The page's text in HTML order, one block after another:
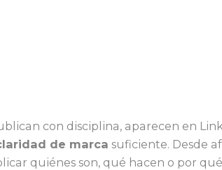
con disciplina, aparecen en
de marca suficiente. Desde
quiénes son, qué hacen o por